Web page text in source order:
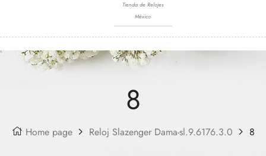
Tienda de Relojes
México
8
Home page Reloj Slazenger Dama-sl.9.6176.3.0 8